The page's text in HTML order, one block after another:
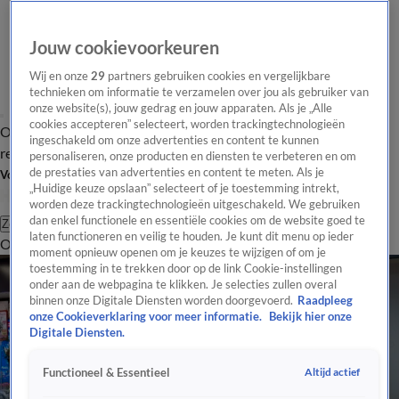
Overzicht Laatste nieuws Regionieuws Het beste van Hart
Tip de
redactie
Volg Hart van Nederland
Zoeken
OverzichtRegioUitzendingenWeerTip de redactiePanelVideo's
Jouw cookievoorkeuren
Wij en onze29 partners gebruiken cookies en vergelijkbare
technieken om informatie te verzamelen over jou als gebruiker van
onze website(s), jouw gedrag en jouw apparaten. Als je „Alle
cookies accepteren” selecteert, worden trackingtechnologieën
ingeschakeld om onze advertenties en content te kunnen
personaliseren, onze producten en diensten te verbeteren en om
de prestaties van advertenties en content te meten. Als je
„Huidige keuze opslaan” selecteert of je toestemming intrekt,
worden deze trackingtechnologieën uitgeschakeld. We gebruiken
dan enkel functionele en essentiële cookies om de website goed te
laten functioneren en veilig te houden. Je kunt dit menu op ieder
moment opnieuw openen om je keuzes te wijzigen of om je
toestemming in te trekken door op de link Cookie-instellingen
onder aan de webpagina te klikken. Je selecties zullen overal
binnen onze Digitale Diensten worden doorgevoerd. Raadpleeg
onze Cookieverklaring voor meer informatie.
Bekijk hier onze
Digitale Diensten.
Functioneel & Essentieel Altijd actief